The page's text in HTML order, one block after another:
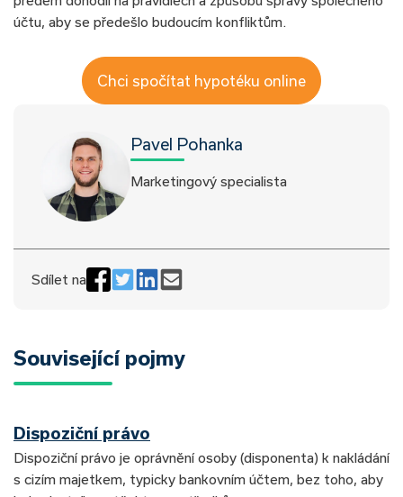
účtu, aby se předešlo budoucím konfliktům.
Chci spočítat hypotéku online
Pavel Pohanka
Marketingový specialista
Sdílet na
Související pojmy
Dispoziční právo
Dispoziční právo je oprávnění osoby (disponenta) k nakládání
s cizím majetkem, typicky bankovním účtem, bez toho, aby